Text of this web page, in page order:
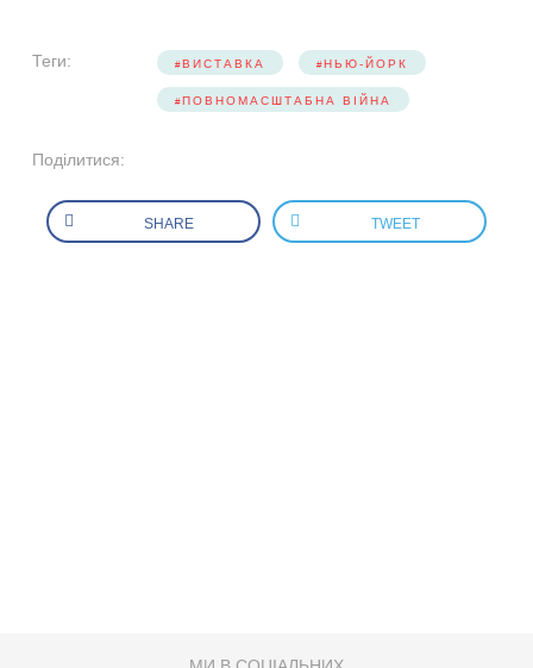
Теги: ВИСТАВКА НЬЮ-ЙОРК
ПОВНОМАСШТАБНА ВІЙНА
Поділитися:
SHARE TWEET